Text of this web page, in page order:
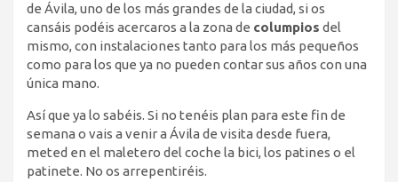
de Ávila, uno de los más grandes de la ciudad, si os
cansáis podéis acercaros a la zona de columpios del
mismo, con instalaciones tanto para los más pequeños
como para los que ya no pueden contar sus años con una
única mano.
Así que ya lo sabéis. Si no tenéis plan para este fin de
semana o vais a venir a Ávila de visita desde fuera,
meted en el maletero del coche la bici, los patines o el
patinete. No os arrepentiréis.